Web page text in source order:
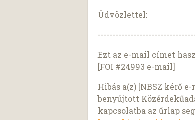
Üdvözlettel:
Ezt az e-mail címet
[FOI #24993 e-mail]
Hibás a(z) [NBSZ kérő
benyújtott
kapcsolatba az űrlap